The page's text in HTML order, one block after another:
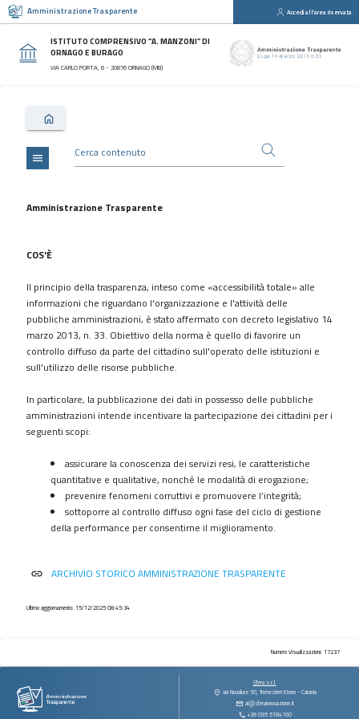
Amministrazione Trasparente Accedi all'area riservata
ISTITUTO COMPRENSIVO “A. MANZONI” DI
ORNAGO E BURAGO
VIA CARLO PORTA, 6 - 20876 ORNAGO (MB)
Sezioni
Disposizioni
Generali
Consulenti
collaboratori
Bandi
Performance
Enti
controllati
Attività
e
procedimenti
Controlli
sulle
contratti
contributi
vantaggi
immobili
e
menu
Amministrazione Trasparente
COS'È
Il principio della trasparenza, inteso come «accessibilità totale» alle
informazioni che riguardano l'organizzazione e l'attività delle
pubbliche amministrazioni, è stato affermato con decreto legislativo 14
marzo 2013, n. 33. Obiettivo della norma è quello di favorire un
controllo diffuso da parte del cittadino sull'operato delle istituzioni e
sull'utilizzo delle risorse pubbliche.
In particolare, la pubblicazione dei dati in possesso delle pubbliche
amministrazioni intende incentivare la partecipazione dei cittadini per i
seguenti scopi:
assicurare la conoscenza dei servizi resi, le caratteristiche
quantitative e qualitative, nonché le modalità di erogazione;
prevenire fenomeni corruttivi e promuovere l’integrità;
sottoporre al controllo diffuso ogni fase del ciclo di gestione
della performance per consentirne il miglioramento.
link ARCHIVIO STORICO AMMINISTRAZIONE TRASPARENTE
Ultimo aggiornamento: 15/12/2025 08:45:34
Numero Visualizzazioni: 17237
Sfera s.r.l.
via Novaluce 50, Tremestieri Etneo - Catania
at@sferainnovazione.it
+39 095 5184160